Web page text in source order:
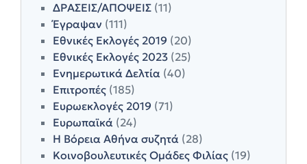
ΔΡΑΣΕΙΣ/ΑΠΟΨΕΙΣ (11)
Έγραψαν (111)
Εθνικές Εκλογές 2019 (20)
Εθνικές Εκλογές 2023 (25)
Ενημερωτικά Δελτία (40)
Επιτροπές (185)
Ευρωεκλογές 2019 (71)
Ευρωπαϊκά (24)
Η Βόρεια Αθήνα συζητά (28)
Κοινοβουλευτικές Ομάδες Φιλίας (19)